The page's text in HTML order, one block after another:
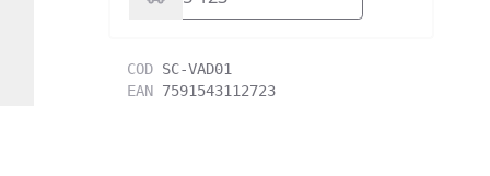
COD SC-VAD01
EAN 7591543112723